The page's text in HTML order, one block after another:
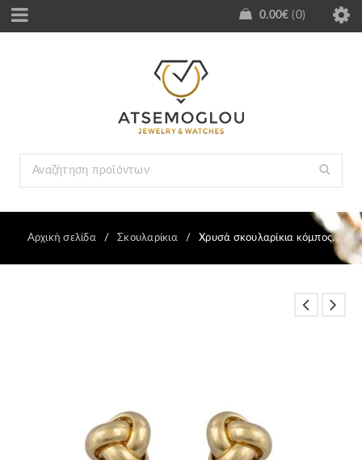
0.00€ 0
Αρχική σελίδα / Σκουλαρίκια / Χρυσά σκουλαρίκια κόμπος.